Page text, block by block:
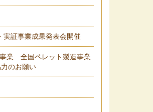
実証事業成果発表会開催
業 全国ペレット製造事業
のお願い